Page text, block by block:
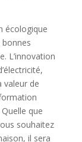
écologique
L’innovation
de
que
souhaitez
il sera